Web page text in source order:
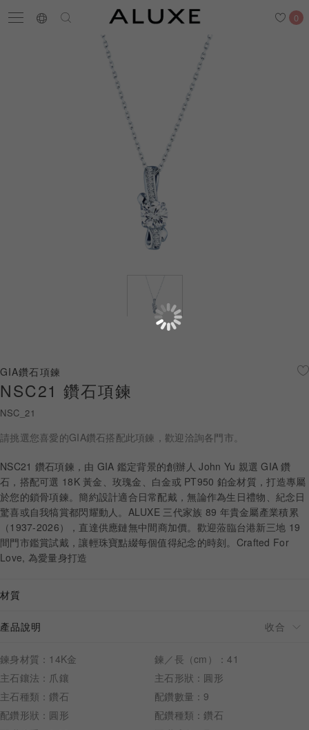
0
門市一覽
黃金金飾
關於ALUXE
最新消息
婚禮護照
線上購物
LANGUAGE
預約來店
GIA鑽石項鍊
NSC21 鑽石項鍊
NSC_21
請挑選您喜愛的GIA鑽石搭配此項鍊，歡迎洽詢各門市。
NSC21 鑽石項鍊，由 GIA 鑑定背景的創辦人 John Yu 親選 GIA 鑽
石，搭配可選 18K 黃金、玫瑰金、白金或 PT950 鉑金材質，打造專屬
於您的鎖骨項鍊。簡約設計適合日常配戴，無論作為生日禮物、紀念日
驚喜或自我犒賞都閃耀動人。ALUXE 三代家族 89 年貴金屬產業積累
（1937-2026），直達供應鏈無中間商加價。歡迎蒞臨台港新三地 19
間門市鑑賞試戴，讓輕珠寶點綴每個值得紀念的時刻。Crafted For
Love, 為愛量身打造
材質
產品說明
鍊身材質：14K金
鍊／長（cm）：41
主石鑲法：爪鑲
主石形狀：圓形
主石種類：鑽石
配鑽數量：9
配鑽形狀：圓形
配鑽種類：鑽石